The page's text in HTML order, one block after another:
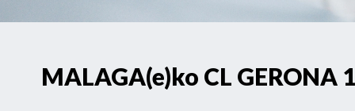
MALAGA(e)ko CL